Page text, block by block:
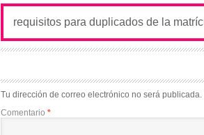
Tu dirección de correo electrónico no será publicada.
Comentario*